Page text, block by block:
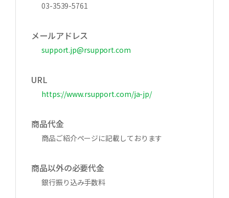
03-3539-5761
メールアドレス
support.jp@rsupport.com
URL
https://www.rsupport.com/ja-jp/
商品代金
商品ご紹介ページに記載しております
商品以外の必要代金
銀行振り込み手数料